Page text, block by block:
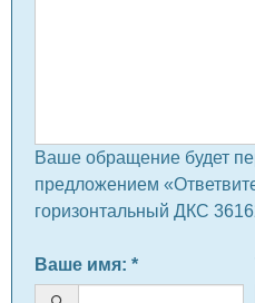
Ваше обращение будет
предложением
горизонтальный ДКС
Ваше имя: *